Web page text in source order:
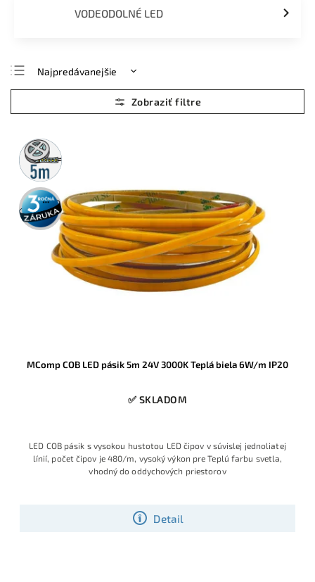
VODEODOLNÉ LED
Najpredávanejšie
Najlacnejšie
Najdrahšie
Abecedne
5m
rolka
3 roky
záruka
MComp COB LED pásik 5m 24V 3000K Teplá biela 6W/m IP20
✅ SKLADOM
Detail
LED COB pásik s vysokou hustotou LED čipov v súvislej jednoliatej
línií, počet čipov je 480/m, vysoký výkon pre Teplú farbu svetla,
vhodný do oddychových priestorov